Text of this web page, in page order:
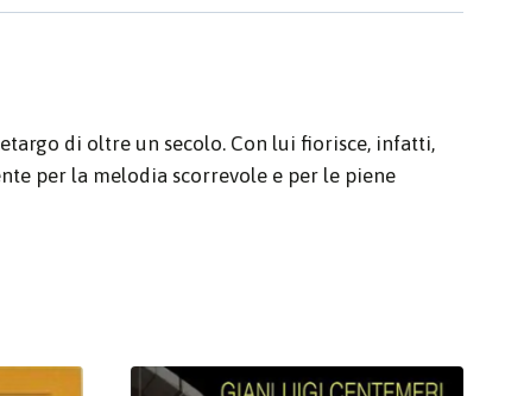
di oltre un secolo. Con lui fiorisce, infatti,
per la melodia scorrevole e per le piene